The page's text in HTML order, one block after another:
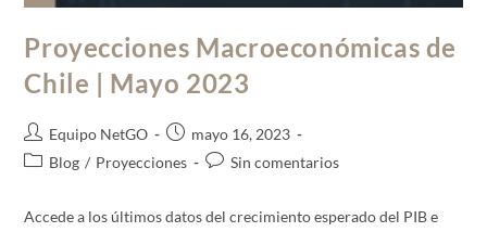
Proyecciones Macroeconómicas de
Chile | Mayo 2023
Equipo NetGO
mayo 16, 2023
Blog / Proyecciones Sin comentarios
Accede a los últimos datos del crecimiento esperado del PIB e